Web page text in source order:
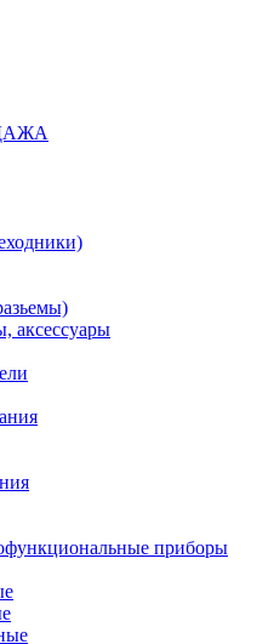
аксессуары
приборы